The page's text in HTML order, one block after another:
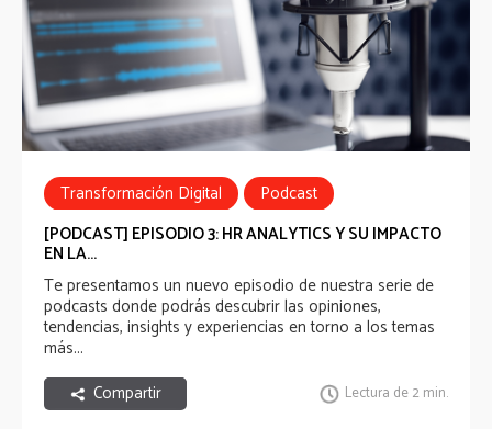
Transformación Digital
Podcast
[PODCAST] EPISODIO 3: HR ANALYTICS Y SU IMPACTO
EN LA...
Te presentamos un nuevo episodio de nuestra serie de
podcasts donde podrás descubrir las opiniones,
tendencias, insights y experiencias en torno a los temas
más...
Compartir
Lectura de 2 min.